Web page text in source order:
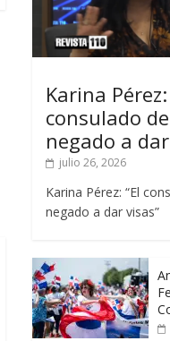
Karina Pérez:
consulado
negado a
julio 26, 2026
Karina Pérez: “El
negado a dar visas”